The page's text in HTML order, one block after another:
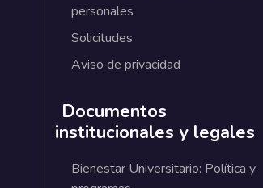
personales
Solicitudes
Aviso de privacidad
Documentos
institucionales y legales
Bienestar Universitario: Política y